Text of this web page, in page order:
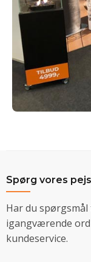
Spørg vores
Har du
igangværende
kundeservice.